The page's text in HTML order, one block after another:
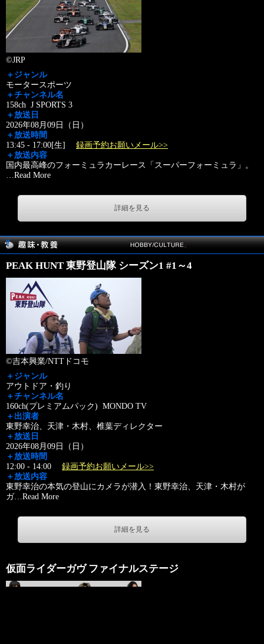
©JRP
＋ジャンル
モータースポーツ
＋チャンネル名
158ch J SPORTS 3
＋放送日
2026年08月09日（日）
＋放送時間
13:45 - 17:00[生] 録画予約お願いメール>>
＋放送内容
国内最高峰のフォーミュラカーレース「スーパーフォーミュラ」。
…Read More
詳細を見る
PEAK HUNT 東野登山隊 シーズン1 #1～4
©吉本興業/NTTドコモ
＋ジャンル
アウトドア・釣り
＋チャンネル名
160ch(プレミアムパック) MONDO TV
＋出演者
東野幸治、天津・木村、椎葉ディレクター
＋放送日
2026年08月09日（日）
＋放送時間
12:00 - 14:00 録画予約お願いメール>>
＋放送内容
東野幸治の本気の登山にカメラが潜入！東野幸治、天津・木村が
ガ…Read More
詳細を見る
仮面ライダーガヴ ファイナルステージ